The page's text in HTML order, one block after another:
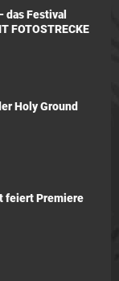
das Festival
FOTOSTRECKE
Holy Ground
feiert Premiere